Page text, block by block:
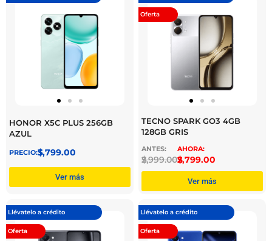
HONOR X5C PLUS 256GB
AZUL
$
3,799.00
Ver más
Oferta
TECNO SPARK GO3 4GB
128GB GRIS
$
2,999.00$
2,799.00
Ver más
Llévatelo a crédito
Oferta
Llévatelo a crédito
Oferta